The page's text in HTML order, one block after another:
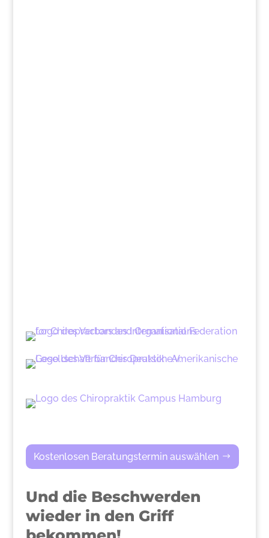
Kostenlosen Beratungstermin auswählen
Und die Beschwerden
wieder in den Griff